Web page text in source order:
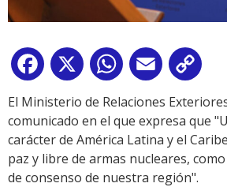
Facebook
X WhatsApp
Email
El Ministerio de Relaciones
comunicado en el que expresa que
carácter de América Latina y el
paz y libre de armas nucleares,
de consenso de nuestra región".